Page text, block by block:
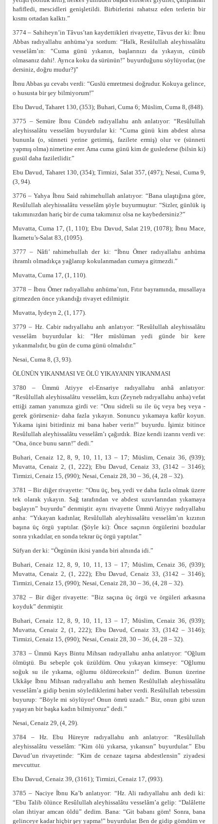
hafifledi, mescidleri genişletildi. Birbirlerini rahatsız eden terlerin bir
kısmı ortadan kalktı.”
3774 – Sahiheyn’in Tâvus’tan kaydettikleri rivayette, Tâvus der ki: İbnu
Abbas radıyallahu anhüma’ya sordum: “Halk, Resûlullah aleyhissalâtu
vesselâm’ın: “Cuma günü yıkanın, başlarınızı da yıkayın, cünüb
olmasanız dahi!. Ayrıca koku da sürünün!” buyurduğunu söylüyorlar, (ne
dersiniz, doğru mudur?)”
İbnu Abbas şu cevabı verdi: “Guslü emretmesi doğrudur. Kokuya gelince,
o hususta bir şey bilmiyorum!”
Ebu Davud, Taharet 130, (353); Buhari, Cuma 6; Müslim, Cuma 8, (848).
3775 – Semüre İbnu Cündeb radıyallahu anh anlatıyor: “Resûlullah
aleyhissalâtu vesselâm buyurdular ki: “Cuma günü kim abdest alırsa
bununla (o, sünneti yerine getirmiş, fazilete ermiş) olur ve (sünneti
yapmış olma) nimetine erer. Ama cuma günü kim de guslederse (bilsin ki)
gusül daha faziletlidir.”
Ebu Davud, Taharet 130, (354); Tirmizi, Salat 357, (497); Nesai, Cuma 9,
(3, 94).
3776 – Yahya İbnu Said rahimehullah anlatıyor: “Bana ulaştığına göre,
Resûlullah aleyhissalâtu vesselâm şöyle buyurmuştur: “Sizler, günlük iş
takımınızdan hariç bir de cuma takımınız olsa ne kaybedersiniz?”
Muvatta, Cuma 17, (1, 110); Ebu Davud, Salat 219, (1078); İbnu Mace,
İkametu’s-Salat 83, (1095).
3777 – Nâfi’ rahimehullah der ki: “İbnu Ömer radıyallahu anhüma
ihramlı olmadıkça yağlanıp kokulanmadan cumaya gitmezdi.”
Muvatta, Cuma 17, (1, 110).
3778 – İbnu Ömer radıyallahu anhüma’nın, Fıtır bayramında, musallaya
gitmezden önce yıkandığı rivayet edilmiştir.
Muvatta, Iydeyn 2, (1, 177).
3779 – Hz. Cabir radıyallahu anh anlatıyor: “Resûlullah aleyhissalâtu
vesselâm buyurdular ki: “Her müslüman yedi günde bir kere
yıkanmalıdır, bu gün de cuma günü olmalıdır.”
Nesai, Cuma 8, (3, 93).
ÖLÜNÜN YIKANMASI VE ÖLÜ YIKAYANIN YIKANMASI
3780 – Ümmü Atiyye el-Ensariye radıyallahu anhâ anlatıyor:
“Resûlullah aleyhissalâtu vesselâm, kızı (Zeyneb radıyallahu anha) vefat
ettiği zaman yanımıza girdi ve: “Onu sidreli su ile üç veya beş veya -
gerek görürseniz- daha fazla yıkayın. Sonuncu yıkamaya kafûr koyun.
Yıkama işini bitirdiniz mi bana haber verin!” buyurdu. İşimiz bitince
Resûlullah aleyhissalâtu vesselâm’ı çağırdık. Bize kendi izarını verdi ve:
“Ona, önce bunu sarın!” dedi.”
Buhari, Cenaiz 12, 8, 9, 10, 11, 13 – 17; Müslim, Cenaiz 36, (939);
Muvatta, Cenaiz 2, (1, 222); Ebu Davud, Cenaiz 33, (3142 – 3146);
Tirmizi, Cenaiz 15, (990); Nesai, Cenaiz 28, 30 – 36, (4, 28 – 32).
3781 – Bir diğer rivayette: “Onu üç, beş, yedi ve daha fazla olmak üzere
tek olarak yıkayın. Sağ tarafından ve abdest uzuvlarından yıkamaya
başlayın” buyurdu” denmiştir. aynı rivayette Ümmü Atiyye radıyallahu
anha: “Yıkayan kadınlar, Resûlullah aleyhissalâtu vesselâm’ın kızının
başına üç örgü yaptılar. (Şöyle ki): Önce saçının örgülerini bozdular
sonra yıkadılar, en sonda tekrar üç örgü yaptılar.”
Süfyan der ki: “Örgünün ikisi yanda biri alnında idi.”
Buhari, Cenaiz 12, 8, 9, 10, 11, 13 – 17; Müslim, Cenaiz 36, (939);
Muvatta, Cenaiz 2, (1, 222); Ebu Davud, Cenaiz 33, (3142 – 3146);
Tirmizi, Cenaiz 15, (990); Nesai, Cenaiz 28, 30 – 36, (4, 28 – 32).
3782 – Bir diğer rivayette: “Biz saçına üç örgü ve örgüleri arkasına
koyduk” denmiştir.
Buhari, Cenaiz 12, 8, 9, 10, 11, 13 – 17; Müslim, Cenaiz 36, (939);
Muvatta, Cenaiz 2, (1, 222); Ebu Davud, Cenaiz 33, (3142 – 3146);
Tirmizi, Cenaiz 15, (990); Nesai, Cenaiz 28, 30 – 36, (4, 28 – 32).
3783 – Ümmü Kays Bintu Mihsan radıyallahu anha anlatıyor: “Oğlum
ölmüştü. Bu sebeple çok üzüldüm. Onu yıkayan kimseye: “Oğlumu
soğuk su ile yıkama, oğlumu öldüreceksin!” dedim. Bunun üzerine
Ukkâşe İbnu Mihsan radıyallahu anh hemen Resûlullah aleyhissalâtu
vesselâm’a gidip benim söylediklerimi haber verdi. Resûlullah tebessüm
buyurup: “Böyle mi söylüyor! Onun ömrü uzadı.” Biz, onun gibi uzun
yaşayan bir başka kadın bilmiyoruz” dedi.”
Nesai, Cenaiz 29, (4, 29).
3784 – Hz. Ebu Hüreyre radıyallahu anh anlatıyor: “Resûlullah
aleyhissalâtu vesselâm: “Kim ölü yıkarsa, yıkansın” buyurdular.” Ebu
Davud’un rivayetinde: “Kim de cenaze taşırsa abdestlensin” ziyadesi
mevcuttur.
Ebu Davud, Cenaiz 39, (3161); Tirmizi, Cenaiz 17, (993).
3785 – Naciye İbnu Ka’b anlatıyor: “Hz. Ali radıyallahu anh dedi ki:
“Ebu Talib ölünce Resûlullah aleyhissalâtu vesselâm’a gelip: “Dalâlette
olan ihtiyar amcan öldü” dedim. Bana: “Git babanı göm! Sonra, bana
gelinceye kadar hiçbir şey yapma!” buyurdular. Ben de gidip gömdüm ve